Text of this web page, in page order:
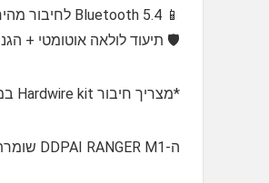
📱 Bluetooth 5.4 לחיבור מהיר לאפליקציה
🛡️ תיעוד לולאה אוטומטי +
*מצריך חיבור Hardwire kit במידה ורוצים דגם עם שמירה 24h בחניה
ה-DDPAI RANGER M1 שומרת עליך, על האופנוע ועל הזכרונות. כי חיים של אופנוען לא מחייכים רק בשביל הרוח! 🏍️✨